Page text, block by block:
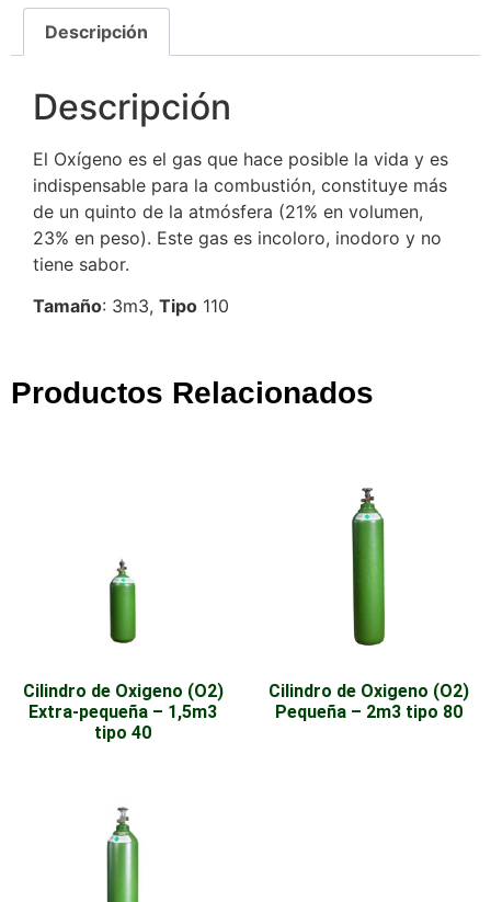
Descripción
Descripción
El Oxígeno es el gas que hace posible la vida y es
indispensable para la combustión, constituye más
de un quinto de la atmósfera (21% en volumen,
23% en peso). Este gas es incoloro, inodoro y no
tiene sabor.
Tamaño: 3m3, Tipo 110
Productos Relacionados
Cilindro de Oxigeno (O2)
Extra-pequeña – 1,5m3
tipo 40
Cilindro de Oxigeno (O2)
Pequeña – 2m3 tipo 80